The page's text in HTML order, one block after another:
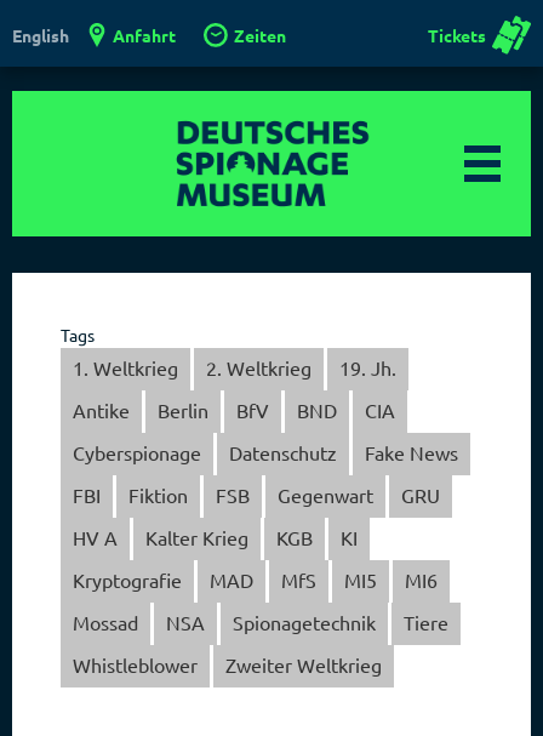
English Anfahrt Zeiten Tickets
Tags
1. Weltkrieg 2. Weltkrieg
19. Jh.
Antike
Berlin BfV BND
CIA
Cyberspionage
Datenschutz
Fake News
FBI
Fiktion FSB Gegenwart
GRU
HV A
Kalter Krieg KGB
KI
Kryptografie
MAD MfS MI5
MI6
Mossad
NSA Spionagetechnik
Tiere
Whistleblower
Zweiter Weltkrieg